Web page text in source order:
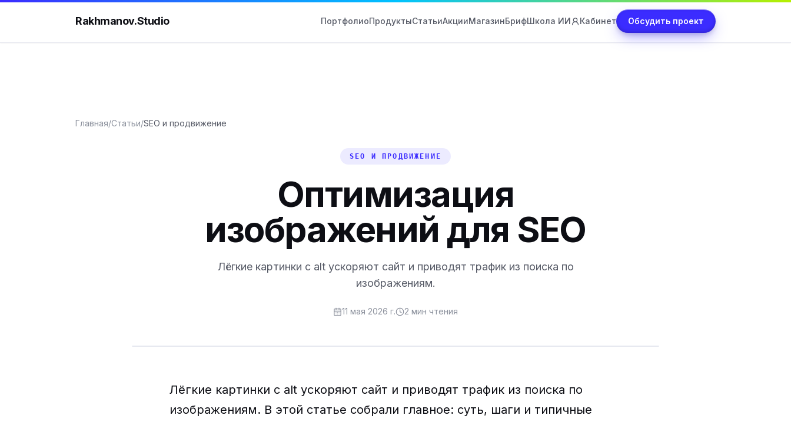
Rakhmanov.Studio ПортфолиоПродуктыСтатьиАкцииМагазинБрифШкола ИИ Кабинет Обсудить проект
Главная/Статьи/SEO и продвижение
SEO И ПРОДВИЖЕНИЕ
Оптимизация
изображений для SEO
Лёгкие картинки с alt ускоряют сайт и приводят трафик из поиска по
изображениям.
11 мая 2026 г. 2 мин чтения
Лёгкие картинки с alt ускоряют сайт и приводят трафик из поиска по
изображениям. В этой статье собрали главное: суть, шаги и типичные